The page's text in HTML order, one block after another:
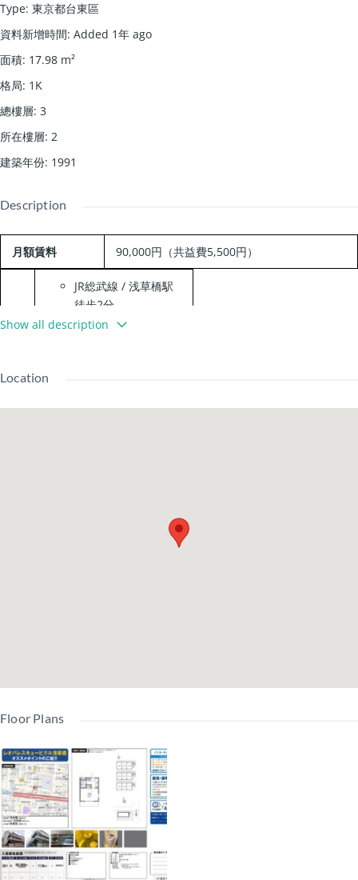
Type: 東京都台東區
資料新增時間: Added 1年 ago
面積: 17.98 m²
格局: 1K
總樓層: 3
所在樓層: 2
建築年份: 1991
Description
月額賃料 90,000円 （共益費5,500円）
交
JR総武線 / 浅草橋駅
徒歩2分
都営浅草線 / 浅草橋
/ 小伝馬町駅 徒歩15
Show all description
Location
Floor Plans